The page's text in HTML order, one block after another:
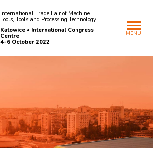
International Trade Fair of Machine
Tools, Tools and Processing Technology
Katowice • International Congress
Centre
4-6 October 2022
MENU